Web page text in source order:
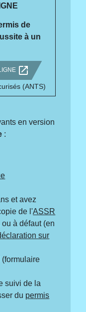
de
à un
open_in_new
(ANTS)
en version
:
et avez
de l'ASSR
ou à défaut (en
sur
suivi de la
du permis